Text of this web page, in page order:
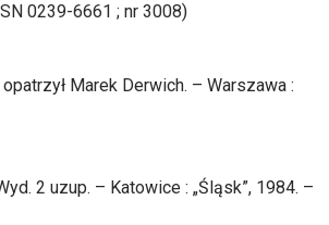
0239-6661 ; nr 3008)
Marek Derwich. – Warszawa :
2 uzup. – Katowice : „Śląsk”, 1984. –